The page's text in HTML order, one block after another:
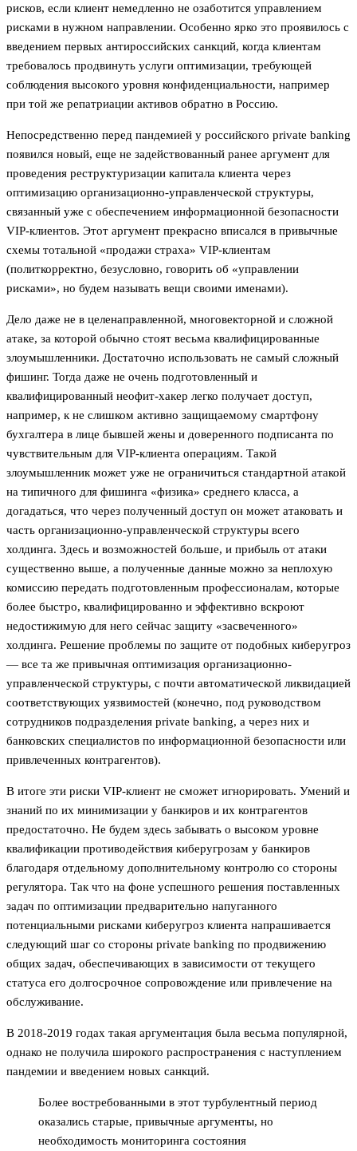
рисков, если клиент немедленно не озаботится управлением
рисками в нужном направлении. Особенно ярко это проявилось с
введением первых антироссийских санкций, когда клиентам
требовалось продвинуть услуги оптимизации, требующей
соблюдения высокого уровня конфиденциальности, например
при той же репатриации активов обратно в Россию.
Непосредственно перед пандемией у российского private banking
появился новый, еще не задействованный ранее аргумент для
проведения реструктуризации капитала клиента через
оптимизацию организационно-управленческой структуры,
связанный уже с обеспечением информационной безопасности
VIP-клиентов. Этот аргумент прекрасно вписался в привычные
схемы тотальной «продажи страха» VIP-клиентам
(политкорректно, безусловно, говорить об «управлении
рисками», но будем называть вещи своими именами).
Дело даже не в целенаправленной, многовекторной и сложной
атаке, за которой обычно стоят весьма квалифицированные
злоумышленники. Достаточно использовать не самый сложный
фишинг. Тогда даже не очень подготовленный и
квалифицированный неофит-хакер легко получает доступ,
например, к не слишком активно защищаемому смартфону
бухгалтера в лице бывшей жены и доверенного подписанта по
чувствительным для VIP-клиента операциям. Такой
злоумышленник может уже не ограничиться стандартной атакой
на типичного для фишинга «физика» среднего класса, а
догадаться, что через полученный доступ он может атаковать и
часть организационно-управленческой структуры всего
холдинга. Здесь и возможностей больше, и прибыль от атаки
существенно выше, а полученные данные можно за неплохую
комиссию передать подготовленным профессионалам, которые
более быстро, квалифицированно и эффективно вскроют
недостижимую для него сейчас защиту «засвеченного»
холдинга. Решение проблемы по защите от подобных киберугроз
— все та же привычная оптимизация организационно-
управленческой структуры, с почти автоматической ликвидацией
соответствующих уязвимостей (конечно, под руководством
сотрудников подразделения private banking, а через них и
банковских специалистов по информационной безопасности или
привлеченных контрагентов).
В итоге эти риски VIP-клиент не сможет игнорировать. Умений и
знаний по их минимизации у банкиров и их контрагентов
предостаточно. Не будем здесь забывать о высоком уровне
квалификации противодействия киберугрозам у банкиров
благодаря отдельному дополнительному контролю со стороны
регулятора. Так что на фоне успешного решения поставленных
задач по оптимизации предварительно напуганного
потенциальными рисками киберугроз клиента напрашивается
следующий шаг со стороны private banking по продвижению
общих задач, обеспечивающих в зависимости от текущего
статуса его долгосрочное сопровождение или привлечение на
обслуживание.
В 2018-2019 годах такая аргументация была весьма популярной,
однако не получила широкого распространения с наступлением
пандемии и введением новых санкций.
Более востребованными в этот турбулентный период
оказались старые, привычные аргументы, но
необходимость мониторинга состояния